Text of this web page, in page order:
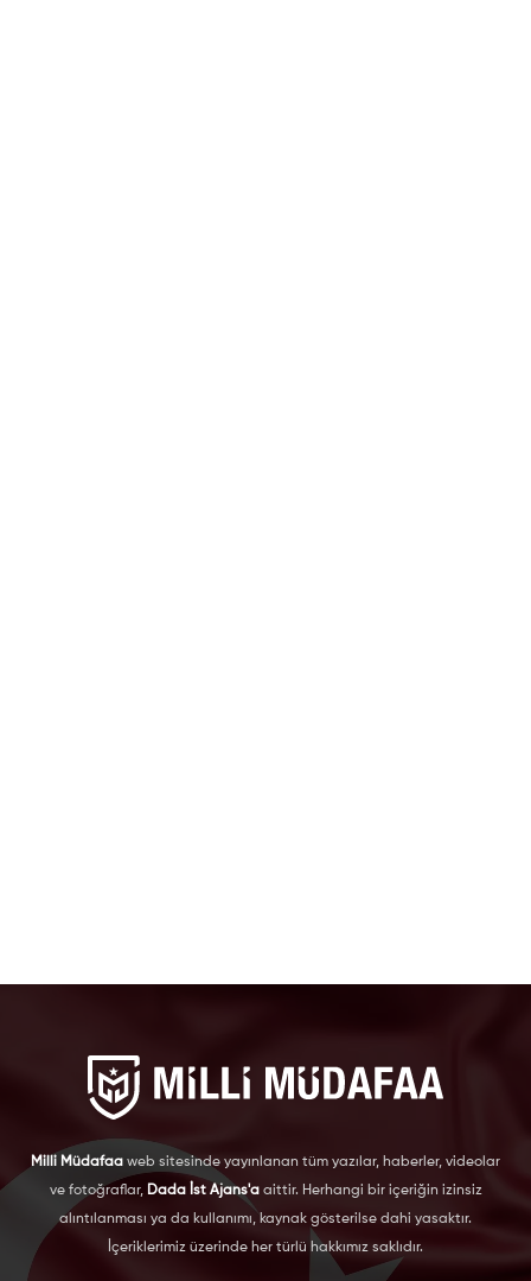
Milli Müdafaa web sitesinde yayınlanan tüm yazılar, haberler, videolar
ve fotoğraflar, Dada İst Ajans'aaittir. Herhangi bir içeriğin izinsiz
alıntılanması ya da kullanımı, kaynak gösterilse dahi yasaktır.
İçeriklerimiz üzerinde her türlü hakkımız saklıdır.